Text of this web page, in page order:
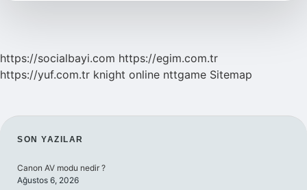
https://socialbayi.com https://egim.com.tr
https://yuf.com.tr knight online nttgame Sitemap
SIDEBAR
SON YAZILAR
Canon AV modu nedir ?
Ağustos 6, 2026